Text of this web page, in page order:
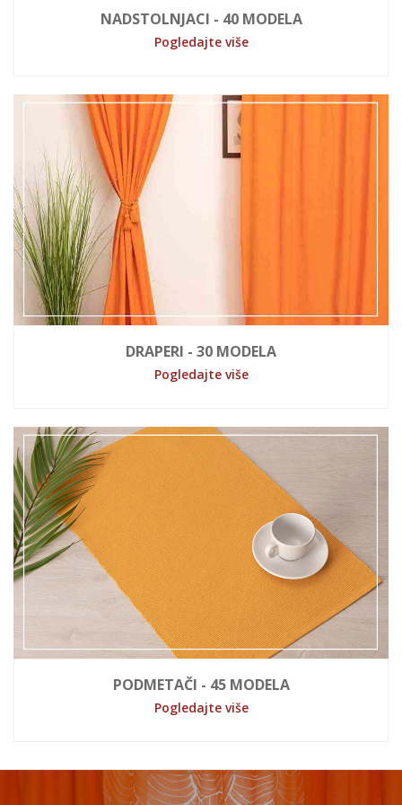
NADSTOLNJACI - 40 MODELA
Pogledajte više
DRAPERI - 30 MODELA
Pogledajte više
PODMETAČI - 45 MODELA
Pogledajte više